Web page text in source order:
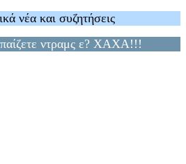
νέα και συζητήσεις
παίζετε ντραμς ε? ΧΑΧΑ!!!